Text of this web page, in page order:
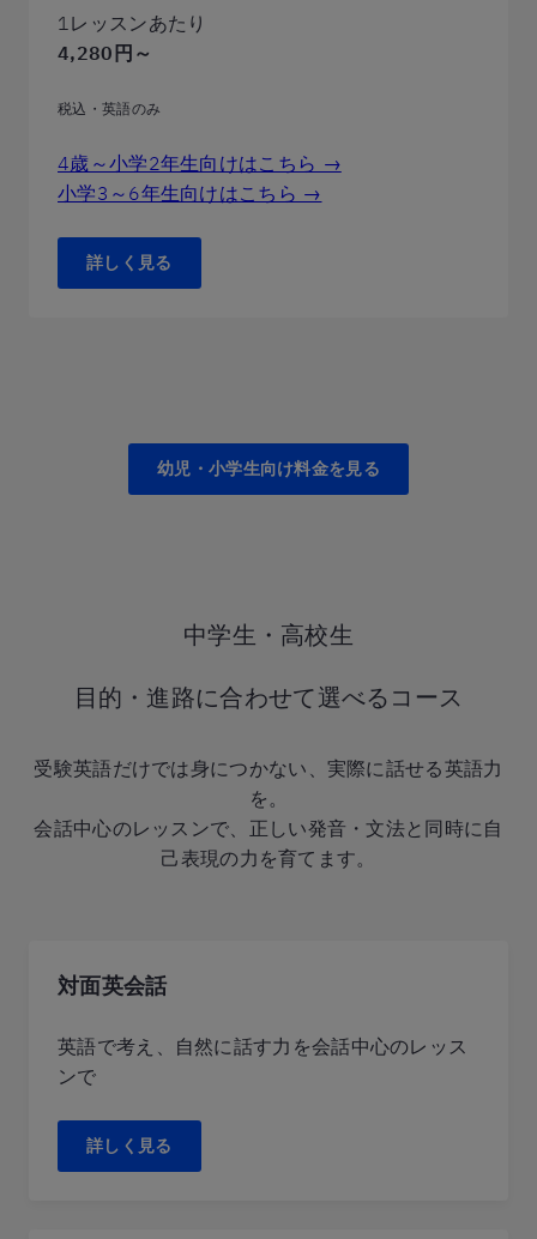
1レッスンあたり
4,280円～
税込・英語のみ
4歳～小学2年生向けはこちら →
小学3～6年生向けはこちら →
詳しく見る
幼児・小学生向け料金を見る
中学生・高校生
目的・進路に合わせて選べるコース
受験英語だけでは身につかない、実際に話せる英語力
を。
会話中心のレッスンで、正しい発音・文法と同時に自
己表現の力を育てます。
対面英会話
英語で考え、自然に話す力を会話中心のレッス
ンで
詳しく見る